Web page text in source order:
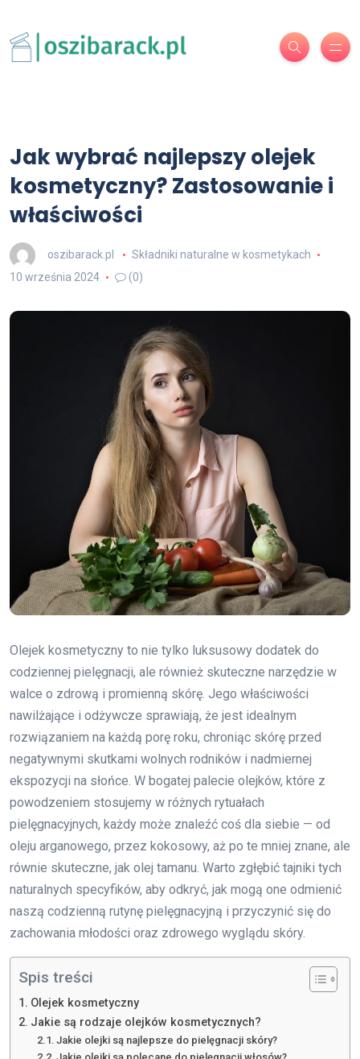
Jak wybrać najlepszy olejek
kosmetyczny? Zastosowanie i
właściwości
oszibarack.pl
Składniki naturalne w kosmetykach
10 września 2024
(0)
Olejek kosmetyczny to nie tylko luksusowy dodatek do
codziennej pielęgnacji, ale również skuteczne narzędzie w
walce o zdrową i promienną skórę. Jego właściwości
nawilżające i odżywcze sprawiają, że jest idealnym
rozwiązaniem na każdą porę roku, chroniąc skórę przed
negatywnymi skutkami wolnych rodników i nadmiernej
ekspozycji na słońce. W bogatej palecie olejków, które z
powodzeniem stosujemy w różnych rytuałach
pielęgnacyjnych, każdy może znaleźć coś dla siebie — od
oleju arganowego, przez kokosowy, aż po te mniej znane, ale
równie skuteczne, jak olej tamanu. Warto zgłębić tajniki tych
naturalnych specyfików, aby odkryć, jak mogą one odmienić
naszą codzienną rutynę pielęgnacyjną i przyczynić się do
zachowania młodości oraz zdrowego wyglądu skóry.
Spis treści
Olejek kosmetyczny
Jakie są rodzaje olejków kosmetycznych?
Jakie olejki są najlepsze do pielęgnacji skóry?